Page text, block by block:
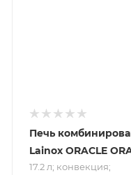
Печь
Lainox ORACLE
17.2 л; конвекция;